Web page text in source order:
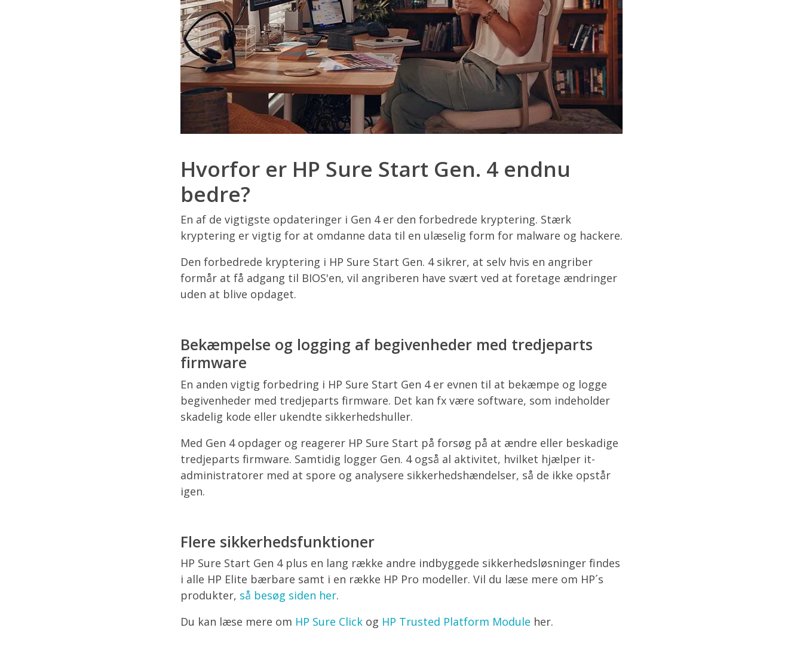
Hvorfor er HP Sure Start Gen. 4 endnu
bedre?
En af de vigtigste opdateringer i Gen 4 er den forbedrede kryptering. Stærk
kryptering er vigtig for at omdanne data til en ulæselig form for malware og hackere.
Den forbedrede kryptering i HP Sure Start Gen. 4 sikrer, at selv hvis en angriber
formår at få adgang til BIOS'en, vil angriberen have svært ved at foretage ændringer
uden at blive opdaget.
Bekæmpelse og logging af begivenheder med tredjeparts
firmware
En anden vigtig forbedring i HP Sure Start Gen 4 er evnen til at bekæmpe og logge
begivenheder med tredjeparts firmware. Det kan fx være software, som indeholder
skadelig kode eller ukendte sikkerhedshuller.
Med Gen 4 opdager og reagerer HP Sure Start på forsøg på at ændre eller beskadige
tredjeparts firmware. Samtidig logger Gen. 4 også al aktivitet, hvilket hjælper it-
administratorer med at spore og analysere sikkerhedshændelser, så de ikke opstår
igen.
Flere sikkerhedsfunktioner
HP Sure Start Gen 4 plus en lang række andre indbyggede sikkerhedsløsninger findes
i alle HP Elite bærbare samt i en række HP Pro modeller. Vil du læse mere om HP´s
produkter, så besøg siden her.
Du kan læse mere om HP Sure Click og HP Trusted Platform Module her.